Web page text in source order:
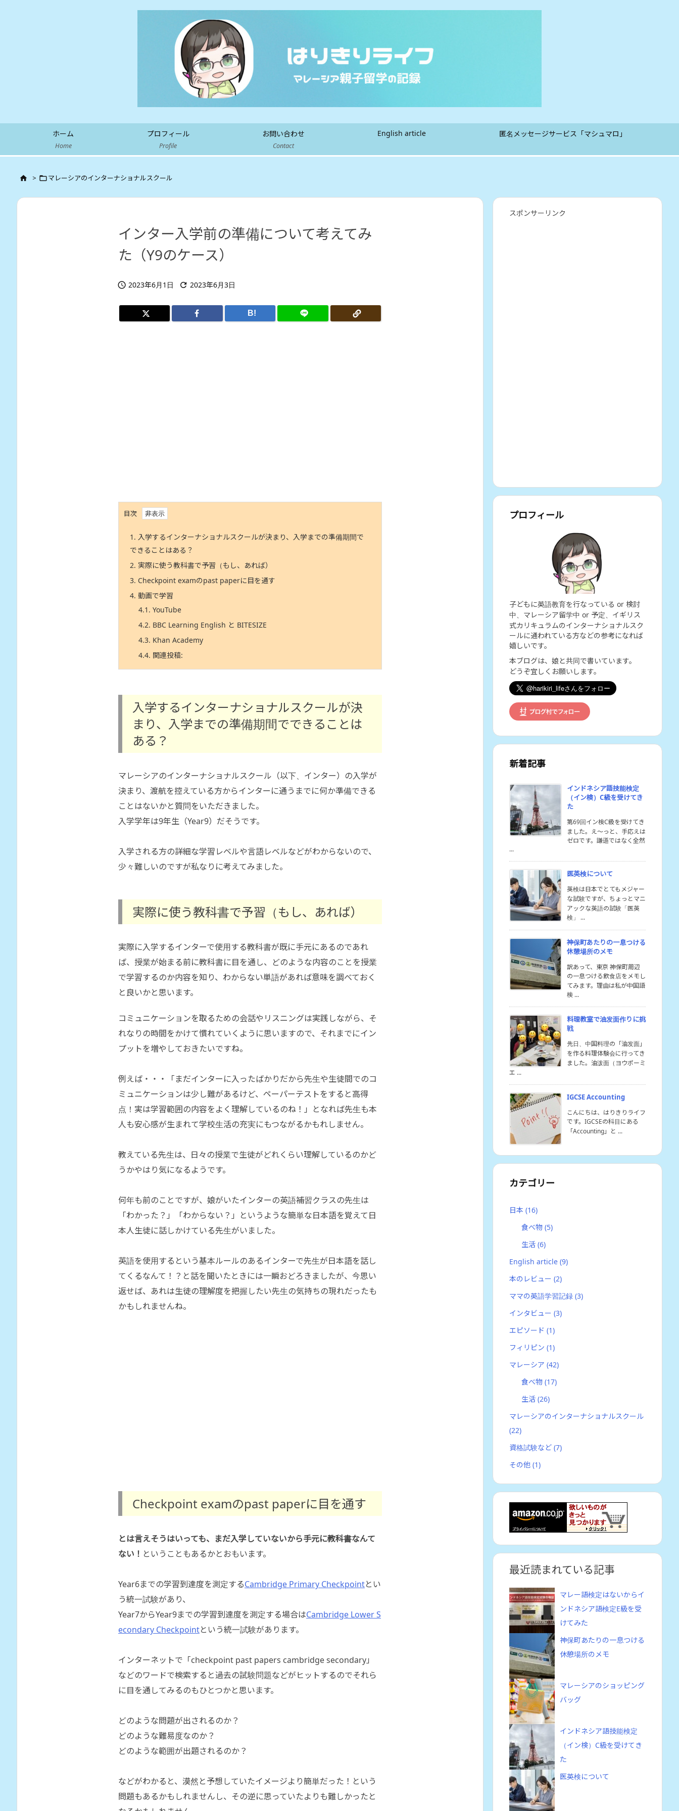
ホーム
Home
プロフィール
Profile
お問い合わせ
Contact
English article 匿名メッセージサービス「マシュマロ」
 > マレーシアのインターナショナルスクール
インター入学前の準備について考えてみ
た（Y9のケース）
 2023年6月1日  2023年6月3日
B!
目次
1. 入学するインターナショナルスクールが決まり、入学までの準備期間で
できることはある？
2. 実際に使う教科書で予習（もし、あれば）
3. Checkpoint examのpast paperに目を通す
4. 動画で学習
4.1. YouTube
4.2. BBC Learning English と BITESIZE
4.3. Khan Academy
4.4. 関連投稿:
入学するインターナショナルスクールが決
まり、入学までの準備期間でできることは
ある？
マレーシアのインターナショナルスクール（以下、インター）の入学が
決まり、渡航を控えている方からインターに通うまでに何か準備できる
ことはないかと質問をいただきました。
入学学年は9年生（Year9）だそうです。
入学される方の詳細な学習レベルや言語レベルなどがわからないので、
少々難しいのですが私なりに考えてみました。
実際に使う教科書で予習（もし、あれば）
実際に入学するインターで使用する教科書が既に手元にあるのであれ
ば、授業が始まる前に教科書に目を通し、どのような内容のことを授業
で学習するのか内容を知り、わからない単語があれば意味を調べておく
と良いかと思います。
コミュニケーションを取るための会話やリスニングは実践しながら、そ
れなりの時間をかけて慣れていくように思いますので、それまでにイン
プットを増やしておきたいですね。
例えば・・・「まだインターに入ったばかりだから先生や生徒間でのコ
ミュニケーションは少し難があるけど、ペーパーテストをすると高得
点！実は学習範囲の内容をよく理解しているのね！」となれば先生も本
人も安心感が生まれて学校生活の充実にもつながるかもれしません。
教えている先生は、日々の授業で生徒がどれくらい理解しているのかど
うかやはり気になるようです。
何年も前のことですが、娘がいたインターの英語補習クラスの先生は
「わかった？」「わからない？」というような簡単な日本語を覚えて日
本人生徒に話しかけている先生がいました。
英語を使用するという基本ルールのあるインターで先生が日本語を話し
てくるなんて！？と話を聞いたときには一瞬おどろきましたが、今思い
返せば、あれは生徒の理解度を把握したい先生の気持ちの現れだったも
かもしれませんね。
Checkpoint examのpast paperに目を通す
とは言えそうはいっても、まだ入学していないから手元に教科書なんて
ない！ ということもあるかとおもいます。
Year6までの学習到達度を測定するCambridge Primary Checkpointとい
う統一試験があり、
Year7からYear9までの学習到達度を測定する場合はCambridge Lower S
econdary Checkpointという統一試験があります。
インターネットで「checkpoint past papers cambridge secondary」
などのワードで検索すると過去の試験問題などがヒットするのでそれら
に目を通してみるのもひとつかと思います。
どのような問題が出されるのか？
どのような難易度なのか？
どのような範囲が出題されるのか？
などがわかると、漠然と予想していたイメージより簡単だった！という
問題もあるかもしれませんし、その逆に思っていたよりも難しかったと
スポンサーリンク
プロフィール
子どもに英語教育を行なっている or 検討
中、マレーシア留学中 or 予定、イギリス
式カリキュラムのインターナショナルスク
ールに通われている方などの参考になれば
嬉しいです。
本ブログは、娘と共同で書いています。
どうぞ宜しくお願いします。
新着記事
インドネシア語技能検定
（イン検）C級を受けてき
た
第69回イン検C級を受けてき
ました。え〜っと、手応えは
ゼロです。謙遜ではなく全然
...
医英検について
英検は日本でとてもメジャー
な試験ですが、ちょっとマニ
アックな英語の試験「医英
検」 ...
神保町あたりの一息つける
休憩場所のメモ
訳あって、東京 神保町周辺
の一息つける飲食店をメモし
てみます。理由は私が中国語
検 ...
料理教室で油发面作りに挑
戦
先日、中国料理の「油发面」
を作る料理体験会に行ってき
ました。油泼面（ヨウポーミ
エ ...
IGCSE Accounting
こんにちは、はりきりライフ
です。IGCSEの科目にある
「Accounting」と ...
カテゴリー
日本 (16)
食べ物(5)
生活(6)
English article (9)
本のレビュー (2)
ママの英語学習記録 (3)
インタビュー (3)
エピソード (1)
フィリピン (1)
マレーシア (42)
食べ物(17)
生活(26)
マレーシアのインターナショナルスクール
(22)
資格試験など (7)
その他 (1)
最近読まれている記事
マレー語検定はないからイ
ンドネシア語検定E級を受
けてみた
神保町あたりの一息つける
休憩場所のメモ
マレーシアのショッピング
バッグ
インドネシア語技能検定
（イン検）C級を受けてき
た
医英検について